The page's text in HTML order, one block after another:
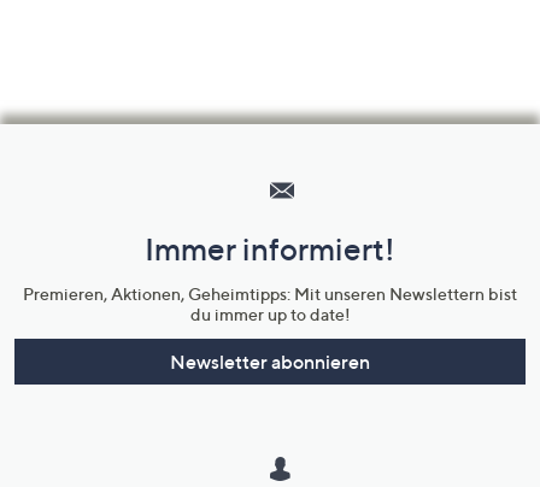
Unternehmensinformationen
Immer informiert!
Premieren, Aktionen, Geheimtipps: Mit unseren Newslettern bist
du immer up to date!
Newsletter abonnieren